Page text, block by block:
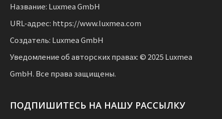
Название: Luxmea GmbH
URL-адрес: https://www.luxmea.com
Создатель: Luxmea GmbH
Уведомление об авторских правах: © 2025 Luxmea
GmbH. Все права защищены.
ПОДПИШИТЕСЬ НА НАШУ РАССЫЛКУ